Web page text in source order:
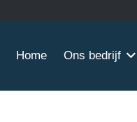
Home Ons bedrijf